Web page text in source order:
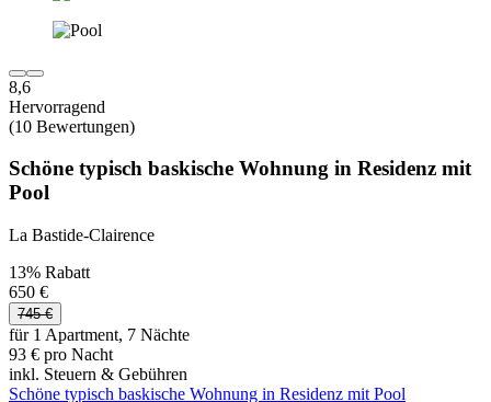
8,6
Hervorragend
(10 Bewertungen)
Schöne typisch baskische Wohnung in Residenz mit
Pool
La Bastide-Clairence
13% Rabatt
650 €
745 €
für 1 Apartment, 7 Nächte
93 € pro Nacht
inkl. Steuern & Gebühren
Schöne typisch baskische Wohnung in Residenz mit Pool